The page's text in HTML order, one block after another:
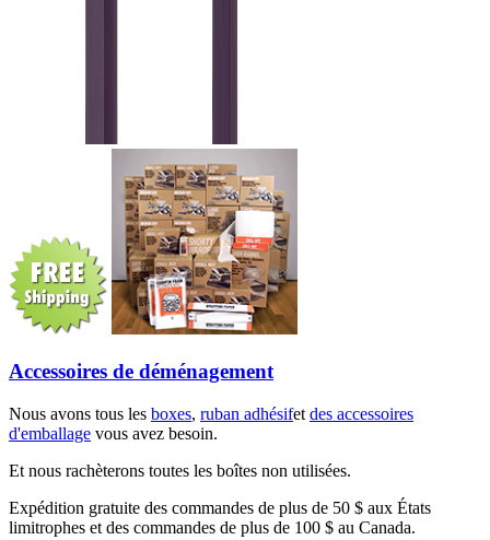
Accessoires de déménagement
Nous avons tous les boxes, ruban adhésifet des accessoires
d'emballage vous avez besoin.
Et nous rachèterons toutes les boîtes non utilisées.
Expédition gratuite des commandes de plus de 50 $ aux États
limitrophes et des commandes de plus de 100 $ au Canada.